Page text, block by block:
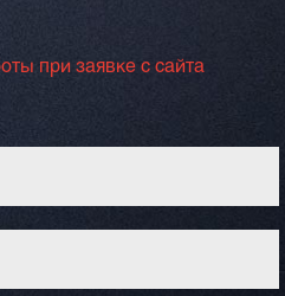
при заявке с сайта